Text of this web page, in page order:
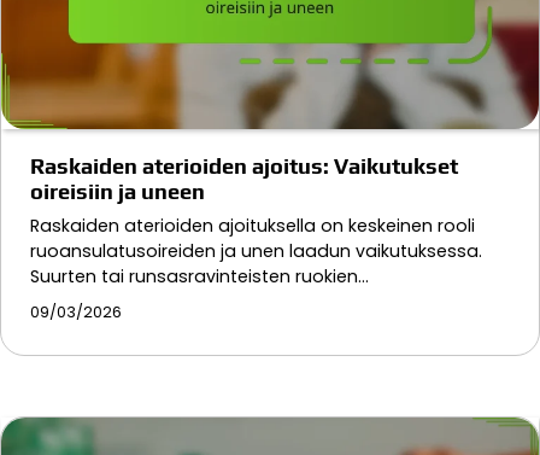
Raskaiden aterioiden ajoitus: Vaikutukset
oireisiin ja uneen
Raskaiden aterioiden ajoituksella on keskeinen rooli
ruoansulatusoireiden ja unen laadun vaikutuksessa.
Suurten tai runsasravinteisten ruokien…
09/03/2026